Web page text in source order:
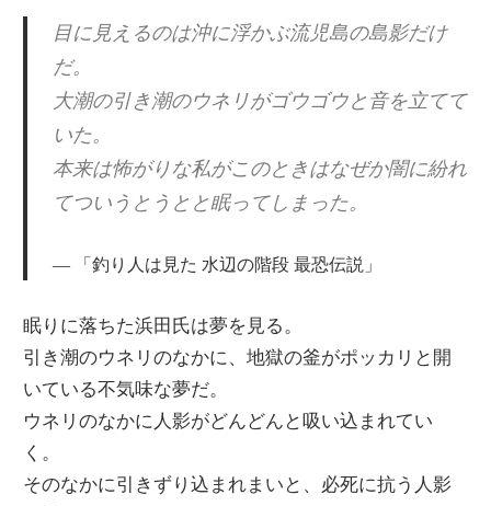
目に見えるのは沖に浮かぶ流児島の島影だけ
だ。
大潮の引き潮のウネリがゴウゴウと音を立てて
いた。
本来は怖がりな私がこのときはなぜか闇に紛れ
てついうとうとと眠ってしまった。
「釣り人は見た 水辺の階段 最恐伝説」
眠りに落ちた浜田氏は夢を見る。
引き潮のウネリのなかに、地獄の釜がポッカリと開
いている不気味な夢だ。
ウネリのなかに人影がどんどんと吸い込まれてい
く。
そのなかに引きずり込まれまいと、必死に抗う人影